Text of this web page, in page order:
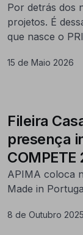
Por detrás dos
projetos. É
que nasce o
15 de Maio 2026
Fileira
presença
COMPETE
APIMA coloca
Made in
8 de Outubro 2025